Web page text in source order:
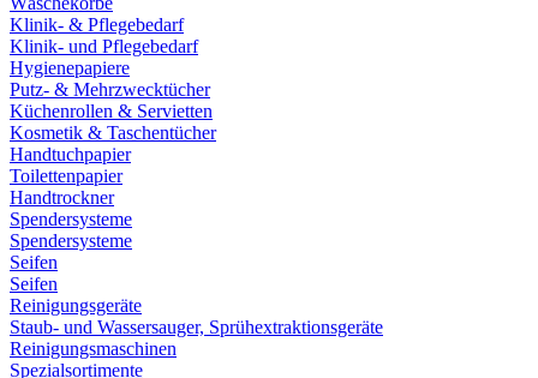
Klinik- & Pflegebedarf
Klinik- und Pflegebedarf
Hygienepapiere
Putz- & Mehrzwecktücher
Küchenrollen & Servietten
Kosmetik & Taschentücher
Handtuchpapier
Toilettenpapier
Handtrockner
Spendersysteme
Spendersysteme
Seifen
Seifen
Reinigungsgeräte
Staub- und Wassersauger, Sprühextraktionsgeräte
Reinigungsmaschinen
Spezialsortimente